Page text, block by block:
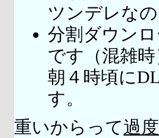
ツンデレな
分割ダウン
です（混雑時
朝４時頃に
す。
重いからって過